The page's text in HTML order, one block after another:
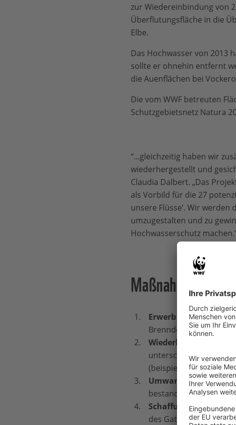
zur Wiedereinbindung von
Überflutungsfläche in die
Elbe.
Das Hochwasser von 2013
sollte er ohnehin entfernt
die Auenflächen bei
Die vom WWF betreuten
Schutzgebietsnetz Natura
“...gleichzeitig haben wir
wiederhergestellt und
Claudia Dalbert. „Das
als Vorbild für die 27
unsere Flüsse‘. Wir
umzugestalten und zu
Hochwasserschutz
Maßnahmen im
Erwerb der
Brenndolden-
Wiederbewaldung
unterschiedlicher
(beispielsweise
Umwandlung von
bestanden (Rotesche
Schaffung von
des Gatzer